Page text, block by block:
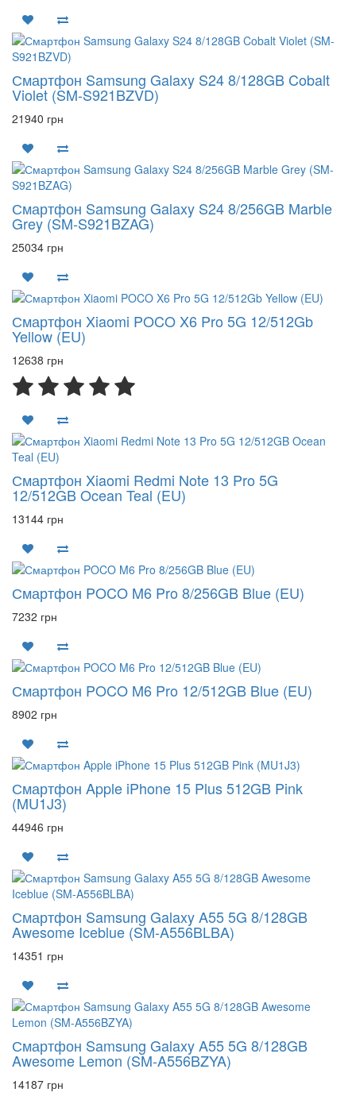
Смартфон Samsung Galaxy S24 8/128GB Cobalt
Violet (SM-S921BZVD)
21940 грн
Смартфон Samsung Galaxy S24 8/256GB Marble
Grey (SM-S921BZAG)
25034 грн
Смартфон Xiaomi POCO X6 Pro 5G 12/512Gb
Yellow (EU)
12638 грн
Смартфон Xiaomi Redmi Note 13 Pro 5G
12/512GB Ocean Teal (EU)
13144 грн
Смартфон POCO M6 Pro 8/256GB Blue (EU)
7232 грн
Смартфон POCO M6 Pro 12/512GB Blue (EU)
8902 грн
Смартфон Apple iPhone 15 Plus 512GB Pink
(MU1J3)
44946 грн
Смартфон Samsung Galaxy A55 5G 8/128GB
Awesome Iceblue (SM-A556BLBA)
14351 грн
Смартфон Samsung Galaxy A55 5G 8/128GB
Awesome Lemon (SM-A556BZYA)
14187 грн